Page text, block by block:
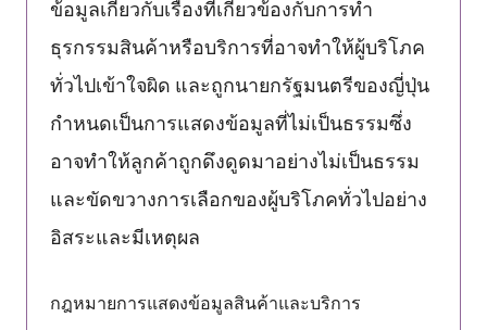
ข้อมูลเกี่ยวกับเรื่องที่เกี่ยวข้องกับการทำ
ธุรกรรมสินค้าหรือบริการที่อาจทำให้ผู้บริโภค
ทั่วไปเข้าใจผิด และถูกนายกรัฐมนตรีของญี่ปุ่น
กำหนดเป็นการแสดงข้อมูลที่ไม่เป็นธรรมซึ่ง
อาจทำให้ลูกค้าถูกดึงดูดมาอย่างไม่เป็นธรรม
และขัดขวางการเลือกของผู้บริโภคทั่วไปอย่าง
อิสระและมีเหตุผล
กฎหมายการแสดงข้อมูลสินค้าและบริการ